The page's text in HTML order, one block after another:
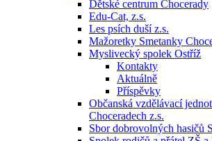
Dětské centrum Chocerady
Edu-Cat, z.s.
Les psích duší z.s.
Mažoretky Smetanky
Myslivecký spolek Ostříž
Kontakty
Aktuálně
Příspěvky
Občanská vzdělávací
Choceradech z.s.
Sbor dobrovolných hasičů